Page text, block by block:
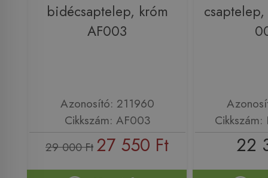
bidécsaptelep, króm
AF003
Azonosító: 211960
Cikkszám: AF003
29 000 Ft 27 550 Ft 22